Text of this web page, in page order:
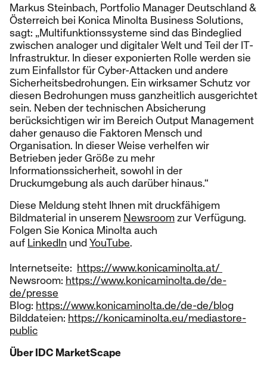
Markus Steinbach, Portfolio Manager Deutschland &
Österreich bei Konica Minolta Business Solutions,
sagt: „Multifunktionssysteme sind das Bindeglied
zwischen analoger und digitaler Welt und Teil der IT-
Infrastruktur. In dieser exponierten Rolle werden sie
zum Einfallstor für Cyber-Attacken und andere
Sicherheitsbedrohungen. Ein wirksamer Schutz vor
diesen Bedrohungen muss ganzheitlich ausgerichtet
sein. Neben der technischen Absicherung
berücksichtigen wir im Bereich Output Management
daher genauso die Faktoren Mensch und
Organisation. In dieser Weise verhelfen wir
Betrieben jeder Größe zu mehr
Informationssicherheit, sowohl in der
Druckumgebung als auch darüber hinaus.“
Diese Meldung steht Ihnen mit druckfähigem
Bildmaterial in unserem Newsroomzur Verfügung.
Folgen Sie Konica Minolta auch
auf LinkedIn undYouTube.
Internetseite: https://www.konicaminolta.at/
Newsroom: https://www.konicaminolta.de/de-
de/presse
Blog: https://www.konicaminolta.de/de-de/blog
Bilddateien: https://konicaminolta.eu/mediastore-
public
Über IDC MarketScape